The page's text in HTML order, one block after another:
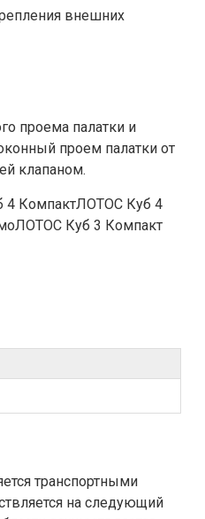
внешних
проема палатки и
проем палатки от
клапаном.
4 КомпактЛОТОС Куб 4
Куб 3 Компакт
на следующий